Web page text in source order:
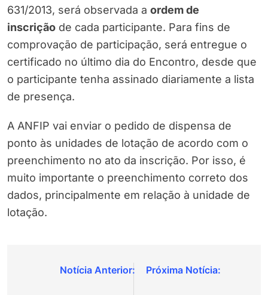
631/2013, será observada a ordem de
inscrição de cada participante. Para fins de
comprovação de participação, será entregue o
certificado no último dia do Encontro, desde que
o participante tenha assinado diariamente a lista
de presença.
A ANFIP vai enviar o pedido de dispensa de
ponto às unidades de lotação de acordo com o
preenchimento no ato da inscrição. Por isso, é
muito importante o preenchimento correto dos
dados, principalmente em relação à unidade de
lotação.
Navegação